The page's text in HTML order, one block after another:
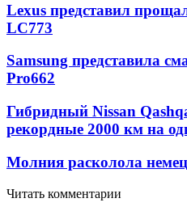
Lexus представил
LC773
Samsung представила
Pro662
Гибридный Nissan
рекордные 2000 км на
Молния расколола
Читать комментарии